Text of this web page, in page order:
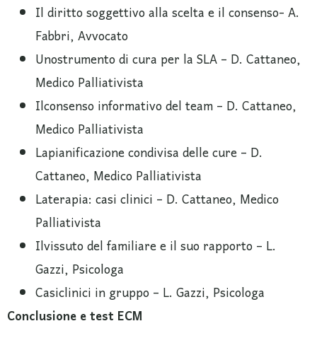
Il diritto soggettivo alla scelta e il consenso- A.
Fabbri, Avvocato
Unostrumento di cura per la SLA – D. Cattaneo,
Medico Palliativista
Ilconsenso informativo del team – D. Cattaneo,
Medico Palliativista
Lapianificazione condivisa delle cure – D.
Cattaneo, Medico Palliativista
Laterapia: casi clinici – D. Cattaneo, Medico
Palliativista
Ilvissuto del familiare e il suo rapporto – L.
Gazzi, Psicologa
Casiclinici in gruppo – L. Gazzi, Psicologa
Conclusione e test ECM